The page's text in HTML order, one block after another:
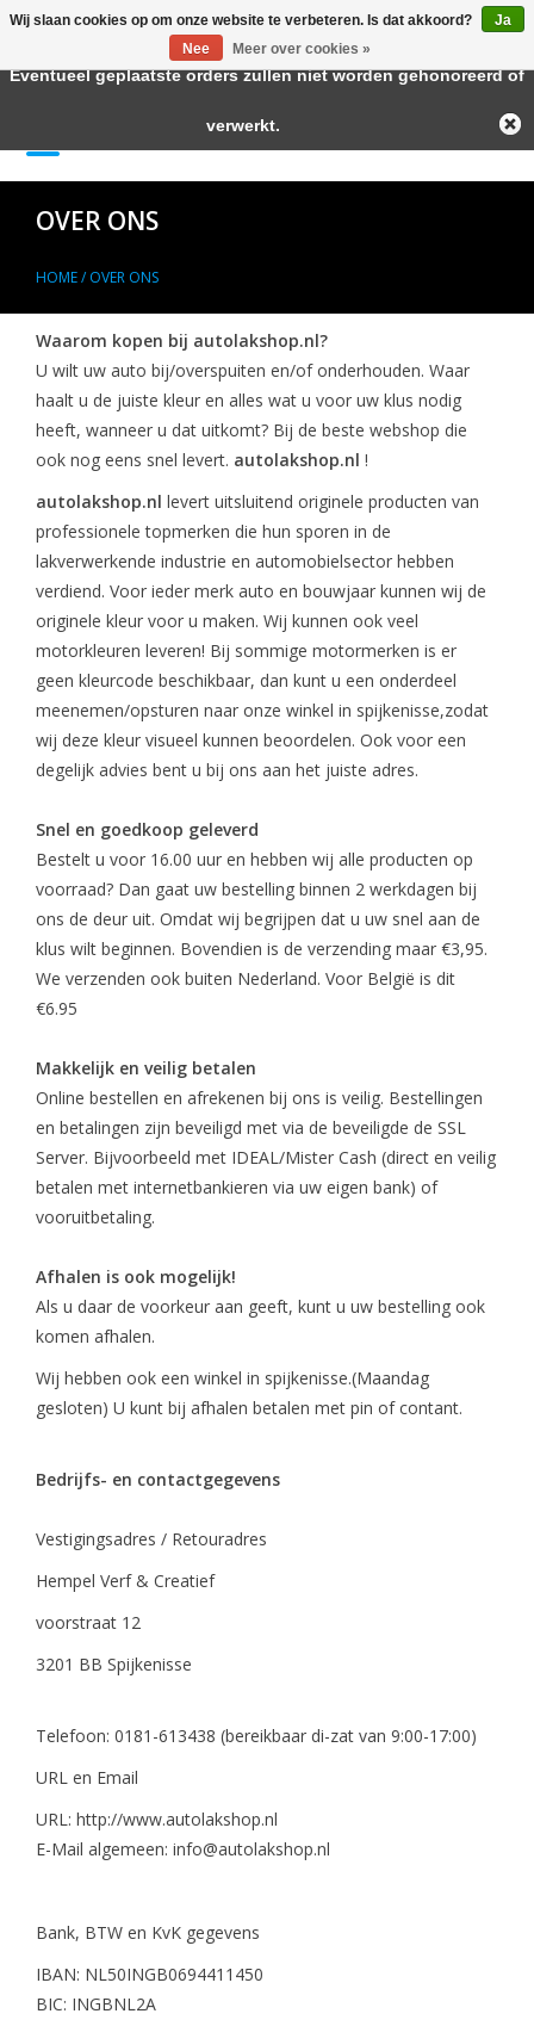
Autolak in Spuitbus
Lakstiften
Autolak in Blik
Primers
Hulpmiddelen
OVER ONS
HOME/OVER ONS
Waarom kopen bij autolakshop.nl?
U wilt uw auto bij/overspuiten en/of onderhouden. Waar
haalt u de juiste kleur en alles wat u voor uw klus nodig
heeft, wanneer u dat uitkomt? Bij de beste webshop die
ook nog eens snel levert. autolakshop.nl !
autolakshop.nl levert uitsluitend originele producten van
professionele topmerken die hun sporen in de
lakverwerkende industrie en automobielsector hebben
verdiend. Voor ieder merk auto en bouwjaar kunnen wij de
originele kleur voor u maken. Wij kunnen ook veel
motorkleuren leveren! Bij sommige motormerken is er
geen kleurcode beschikbaar, dan kunt u een onderdeel
meenemen/opsturen naar onze winkel in spijkenisse,zodat
wij deze kleur visueel kunnen beoordelen. Ook voor een
degelijk advies bent u bij ons aan het juiste adres.
Snel en goedkoop geleverd
Bestelt u voor 16.00 uur en hebben wij alle producten op
voorraad? Dan gaat uw bestelling binnen 2 werkdagen bij
ons de deur uit. Omdat wij begrijpen dat u uw snel aan de
klus wilt beginnen. Bovendien is de verzending maar €3,95.
We verzenden ook buiten Nederland. Voor België is dit
€6.95
Makkelijk en veilig betalen
Online bestellen en afrekenen bij ons is veilig. Bestellingen
en betalingen zijn beveiligd met via de beveiligde de SSL
Server. Bijvoorbeeld met IDEAL/Mister Cash (direct en veilig
betalen met internetbankieren via uw eigen bank) of
vooruitbetaling.
Afhalen is ook mogelijk!
Als u daar de voorkeur aan geeft, kunt u uw bestelling ook
komen afhalen.
Wij hebben ook een winkel in spijkenisse.(Maandag
gesloten) U kunt bij afhalen betalen met pin of contant.
Bedrijfs- en contactgegevens
Vestigingsadres / Retouradres
Hempel Verf & Creatief
voorstraat 12
3201 BB Spijkenisse
Telefoon: 0181-613438 (bereikbaar di-zat van 9:00-17:00)
URL en Email
URL: http://www.autolakshop.nl
E-Mail algemeen: info@autolakshop.nl
Bank, BTW en KvK gegevens
IBAN: NL50INGB0694411450
BIC: INGBNL2A
Wij slaan cookies op om onze website te verbeteren. Is dat akkoord?
Ja
Nee
Meer over cookies »
← Keer terug naar de backofficeDeze winkel is in aanbouw.
Eventueel geplaatste orders zullen niet worden gehonoreerd of
verwerkt.